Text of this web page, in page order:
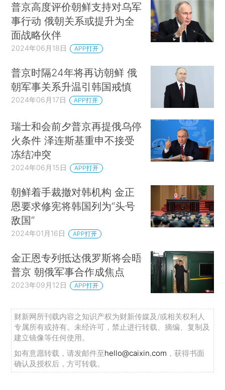
普京高度评价朝鲜支持对乌军
事行动 俄朝关系或提升为全
面战略伙伴
2024年06月18日 APP打开
普京时隔24年将再访朝鲜 俄
朝军事关系升温引韩国戒慎
2024年06月17日 APP打开
瑞士和会前夕普京再提俄乌停
火条件 泽连斯基重申不接受
冻结冲突
2024年06月15日 APP打开
朝鲜着手裁撤对韩机构 金正
恩要求修宪将韩国列为“头号
敌国”
2024年01月16日 APP打开
金正恩专列抵达俄罗斯将会晤
普京 朝俄军事合作成焦点
2023年09月12日 APP打开
财新网所刊载内容之知识产权为财新传媒及/或相关权利人
专属所有或持有。未经许可，禁止进行转载、摘编、复制及
建立镜像等任何使用。
如有意愿转载，请发邮件至hello@caixin.com ，获得书面
确认及授权后，方可转载。